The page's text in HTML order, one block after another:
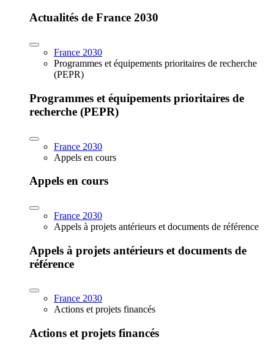
Actualités de France 2030
France 2030
Programmes et équipements prioritaires de recherche
(PEPR)
Programmes et équipements prioritaires de
recherche (PEPR)
France 2030
Appels en cours
Appels en cours
France 2030
Appels à projets antérieurs et documents de référence
Appels à projets antérieurs et documents de
référence
France 2030
Actions et projets financés
Actions et projets financés